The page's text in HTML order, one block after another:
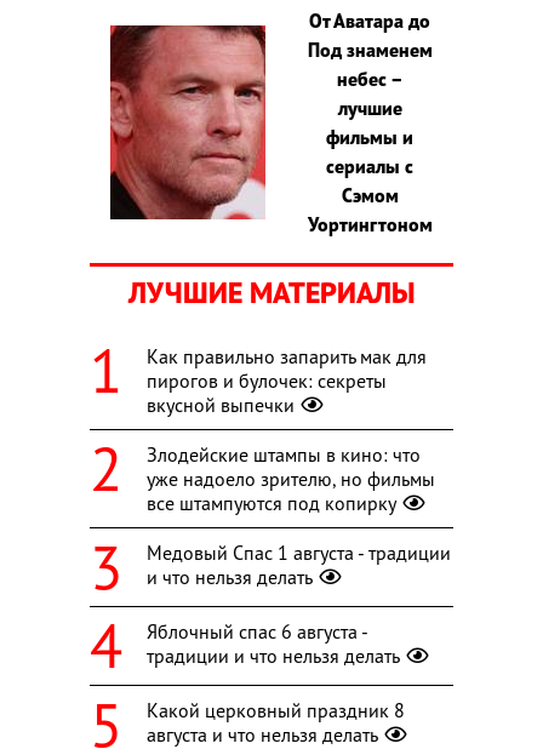
От Аватара до
Под знаменем
небес –
лучшие
фильмы и
сериалы с
Сэмом
Уортингтоном
ЛУЧШИЕ МАТЕРИАЛЫ
Как правильно запарить мак для
пирогов и булочек: секреты
вкусной выпечки
Злодейские штампы в кино: что
уже надоело зрителю, но фильмы
все штампуются под копирку
Медовый Спас 1 августа - традиции
и что нельзя делать
Яблочный спас 6 августа -
традиции и что нельзя делать
Какой церковный праздник 8
августа и что нельзя делать